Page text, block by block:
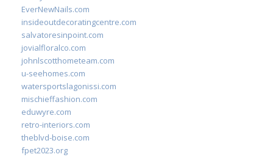
EverNewNails.com
insideoutdecoratingcentre.com
salvatoresinpoint.com
jovialfloralco.com
johnlscotthometeam.com
u-seehomes.com
watersportslagonissi.com
mischieffashion.com
eduwyre.com
retro-interiors.com
theblvd-boise.com
fpet2023.org